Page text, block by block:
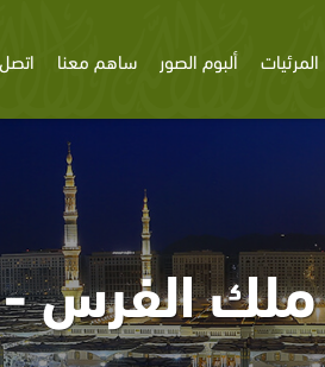
المرئيات ألبوم الصور ساهم معنا
الفرس -